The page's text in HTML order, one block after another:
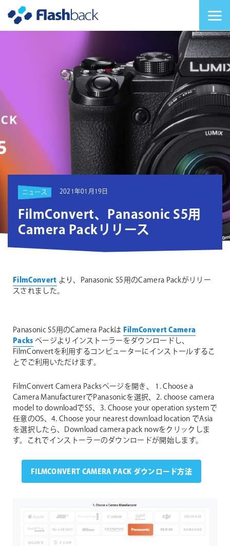
ニュース 2021年01月19日
FilmConvert、Panasonic S5用
Camera Packリリース
FilmConvert より、Panasonic S5用のCamera Packがリリー
スされました。
Panasonic S5用のCamera Packは FilmConvert Camera
Packs ページよりインストーラーをダウンロードし、
FilmConvertを利用するコンピューターにインストールするこ
とでご利用いただけます。
FilmConvert Camera Packsページを開き、 1. Choose a
Camera ManufacturerでPanasonicを選択、2. choose camera
model to downloadでS5、3. Choose your operation systemで
任意のOS、4. Choose your nearest download location でAsia
を選択したら、Download camera pack nowをクリックしま
す。これでインストーラーのダウンロードが開始します。
FILMCONVERT CAMERA PACK ダウンロード方法